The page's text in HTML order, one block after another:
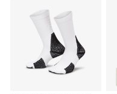
3 期 0 利率 每期
合作金庫商業銀行
華南商業銀行
上海商業儲蓄銀行
Apple Pay